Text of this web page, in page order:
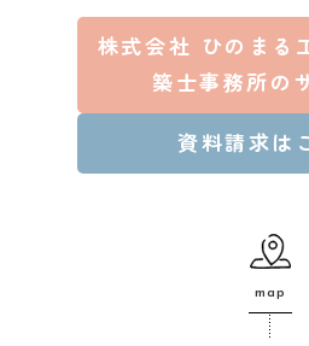
株式会社 ひのまる
築士事務所の
資料請求は
map